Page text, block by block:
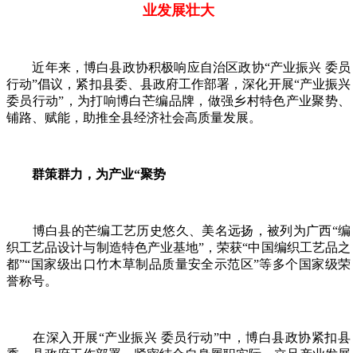
业发展壮大
近年来，博白县政协积极响应自治区政协“产业振兴 委员
行动”倡议，紧扣县委、县政府工作部署，深化开展“产业振兴
委员行动”，为打响博白芒编品牌，做强乡村特色产业聚势、
铺路、赋能，助推全县经济社会高质量发展。
群策群力，为产业“聚势
博白县的芒编工艺历史悠久、美名远扬，被列为广西“编
织工艺品设计与制造特色产业基地”，荣获“中国编织工艺品之
都”“国家级出口竹木草制品质量安全示范区”等多个国家级荣
誉称号。
在深入开展“产业振兴 委员行动”中，博白县政协紧扣县